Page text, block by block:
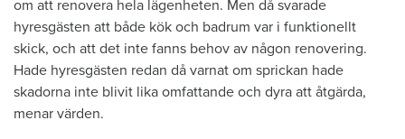
om att renovera hela lägenheten. Men då svarade
hyresgästen att både kök och badrum var i funktionellt
skick, och att det inte fanns behov av någon renovering.
Hade hyresgästen redan då varnat om sprickan hade
skadorna inte blivit lika omfattande och dyra att åtgärda,
menar värden.